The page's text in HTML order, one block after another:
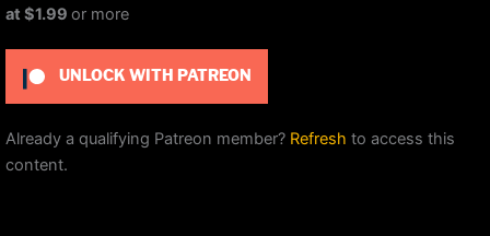
at $1.99 or more
UNLOCK WITH PATREON
Already a qualifying Patreon member? Refresh to access this
content.